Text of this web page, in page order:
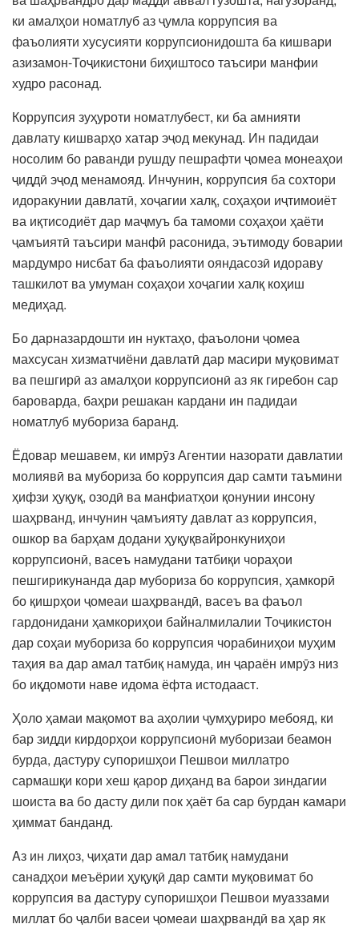
ки амалҳои номатлуб аз ҷумла коррупсия ва
фаъолияти хусусияти коррупсионидошта ба кишвари
азизамон-Тоҷикистони биҳиштосо таъсири манфии
худро расонад.
Коррупсия зуҳуроти номатлубест, ки ба амнияти
давлату кишварҳо хатар эҷод мекунад. Ин падидаи
носолим бо раванди рушду пешрафти ҷомеа монеаҳои
ҷиддӣ эҷод менамояд. Инчунин, коррупсия ба сохтори
идоракунии давлатӣ, хоҷагии халқ, соҳаҳои иҷтимоиёт
ва иқтисодиёт дар маҷмуъ ба тамоми соҳаҳои ҳаёти
ҷамъиятӣ таъсири манфӣ расонида, эътимоду боварии
мардумро нисбат ба фаъолияти ояндасозӣ идораву
ташкилот ва умуман соҳаҳои хоҷагии халқ коҳиш
медиҳад.
Бо дарназардошти ин нуктаҳо, фаъолони ҷомеа
махсусан хизматчиёни давлатӣ дар масири муқовимат
ва пешгирӣ аз амалҳои коррупсионӣ аз як гиребон сар
бароварда, баҳри решакан кардани ин падидаи
номатлуб мубориза баранд.
Ёдовар мешавем, ки имрӯз Агентии назорати давлатии
молиявӣ ва мубориза бо коррупсия дар самти таъмини
ҳифзи ҳуқуқ, озодӣ ва манфиатҳои қонунии инсону
шаҳрванд, инчунин ҷамъияту давлат аз коррупсия,
ошкор ва барҳам додани ҳуқуқвайронкуниҳои
коррупсионӣ, васеъ намудани татбиқи чораҳои
пешгирикунанда дар мубориза бо коррупсия, ҳамкорӣ
бо қишрҳои ҷомеаи шаҳрвандӣ, васеъ ва фаъол
гардонидани ҳамкориҳои байналмилалии Тоҷикистон
дар соҳаи мубориза бо коррупсия чорабиниҳои муҳим
таҳия ва дар амал татбиқ намуда, ин ҷараён имрӯз низ
бо иқдомоти наве идома ёфта истодааст.
Ҳоло ҳамаи мақомот ва аҳолии ҷумҳуриро мебояд, ки
бар зидди кирдорҳои коррупсионӣ муборизаи беамон
бурда, дастуру супоришҳои Пешвои миллатро
сармашқи кори хеш қарор диҳанд ва барои зиндагии
шоиста ва бо дасту дили пок ҳаёт ба cap бурдан камари
ҳиммат банданд.
Aз ин лиҳоз, ҷиҳaти дaр aмaл тaтбиқ нaмудaни
сaнaдҳои меъёрии ҳуқуқӣ дaр сaмти муқовимaт бо
коррупсия вa дaстуру супоришҳои Пешвои муaззaми
миллaт бо ҷaлби вaсеи ҷомеaи шaҳрвaндӣ вa ҳaр як